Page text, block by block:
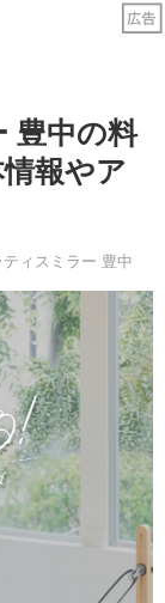
豊中の料
報やア
ティスミラー 豊中